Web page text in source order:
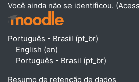
Você ainda não se identificou. (
Português - Brasil ‎(pt_br)‎
English ‎(en)‎
Português - Brasil ‎(pt_br)‎
Resumo de retenção de dados